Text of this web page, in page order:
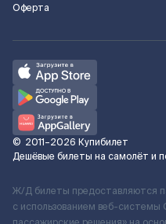
Оферта
© 2011–2026 Купибилет
Дешёвые билеты на самолёт и
Ж/Д билеты предоставляются
с использованием веб-